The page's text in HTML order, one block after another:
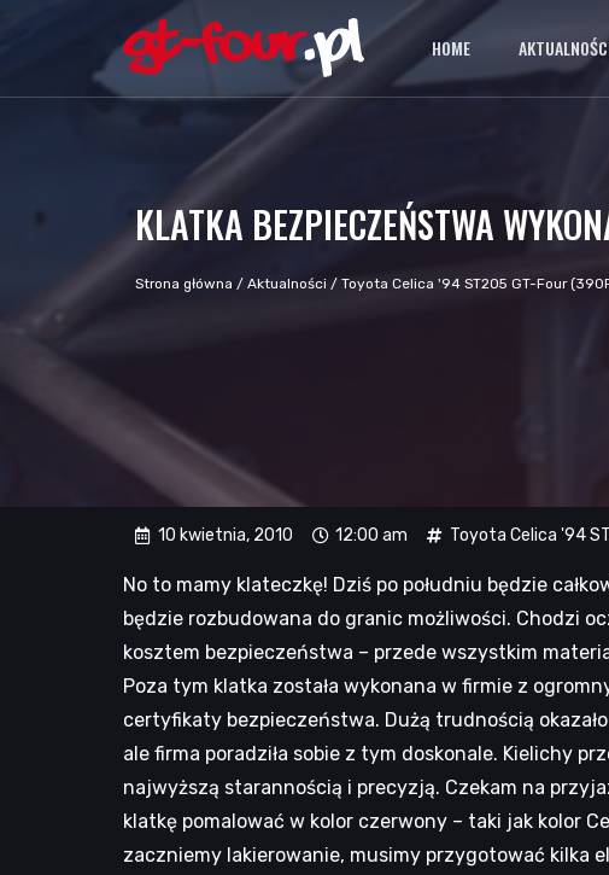
HOME
KLATKA BEZPIECZEŃSTWA
Strona główna / Aktualności / Toyota Celica '94 ST205 GT-Four
10 kwietnia, 2010 12:00 am Toyota Celica '94
No to mamy klateczkę! Dziś po południu będzie
będzie rozbudowana do granic możliwości. Chodzi
kosztem bezpieczeństwa – przede wszystkim
Poza tym klatka została wykonana w firmie z
certyfikaty bezpieczeństwa. Dużą trudnością
ale firma poradziła sobie z tym doskonale. Kielichy
najwyższą starannością i precyzją. Czekam na
klatkę pomalować w kolor czerwony – taki jak kolor
zaczniemy lakierowanie, musimy przygotować kilka